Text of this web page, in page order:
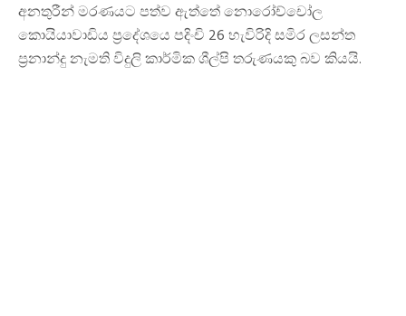
අනතුරීන් මරණයට පත්ව ඇත්තේ නොරෝච්චෝල
කොයියාවාඩිය ප්‍රදේශයෙ පදිංචි 26 හැවිරිදි සමිර ලසන්ත
ප්‍රනාන්දු නැමති විදුලි කාර්මික ශීල්පි තරුණයකු බව කියයි.